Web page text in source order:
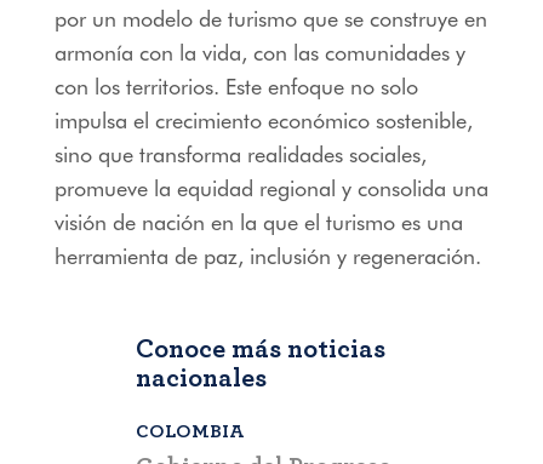
por un modelo de turismo que se construye en
armonía con la vida, con las comunidades y
con los territorios. Este enfoque no solo
impulsa el crecimiento económico sostenible,
sino que transforma realidades sociales,
promueve la equidad regional y consolida una
visión de nación en la que el turismo es una
herramienta de paz, inclusión y regeneración.
Conoce más noticias
nacionales
COLOMBIA